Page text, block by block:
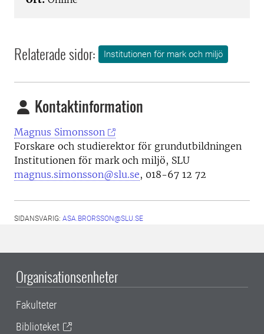
Relaterade sidor: Institutionen för mark och miljö
Kontaktinformation
Magnus Simonsson
Forskare och studierektor för grundutbildningen
Institutionen för mark och miljö, SLU
magnus.simonsson@slu.se, 018-67 12 72
SIDANSVARIG: ASA.BRORSSON@SLU.SE
Organisationsenheter
Fakulteter
Biblioteket